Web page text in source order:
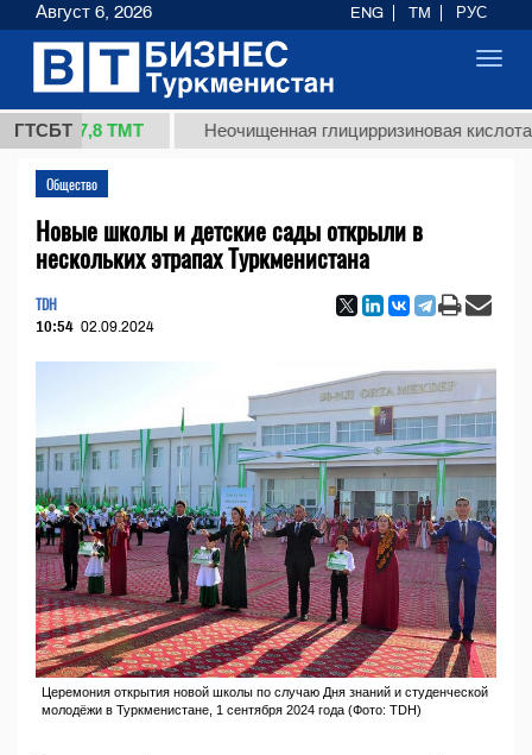
ГТСБТ
ТМТ Неочищенная глицирризиновая кислота
Общество
Новые школы и детские сады открыли в
нескольких этрапах Туркменистана
TDH
10:54 02.09.2024
Церемония открытия новой школы по случаю Дня знаний и студенческой
молодёжи в Туркменистане, 1 сентября 2024 года (Фото: TDH)
Август 6, 2026 ENG TM РУС